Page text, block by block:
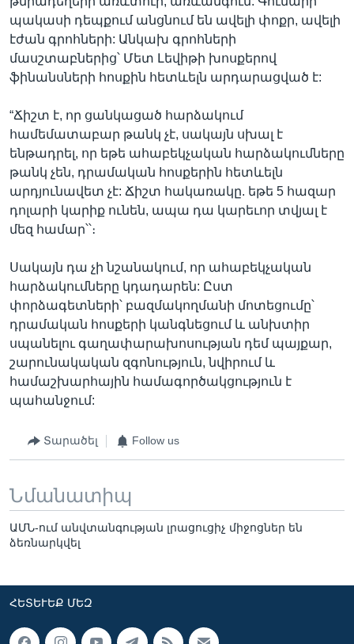
պակասի դեպքում անցնում են ավելի փոքր, ավելի
էժան գրոհների: Անկախ գրոհների
մասշտաբներից՝ Մետ Լեվիթի խոսքերով
ֆինանսների հոսքին հետևելն արդարացված է:
“Ճիշտ է, որ ցանկացած հարձակում
համեմատաբար թանկ չէ, սակայն սխալ է
ենթադրել, որ եթե ահաբեկչական հարձակումները
թանկ չեն, դրամական հոսքերին հետևելն
արդյունավետ չէ: Ճիշտ հակառակը. եթե 5 հազար
դոլարի կարիք ունեն, ապա դա կարեւոր տվյալ է
մեզ համար՝՝։
Սակայն դա չի նշանակում, որ ահաբեկչական
հարձակումները կդադարեն: Ըստ
փորձագետների՝ բազմակողմանի մոտեցումը՝
դրամական հոսքերի կանգնեցում և անխտիր
սպանելու գաղափարախոսության դեմ պայքար,
շարունակական զգոնություն, նվիրում և
համաշխարհային համագործակցություն է
պահանջում:
Տարածել Follow us
Նմանատիպ
ԱՄՆ-ում անվտանգության լրացուցիչ միջոցներ են
ձեռնարկվել
ՀԵՏԵՒԵՔ ՄԵԶ